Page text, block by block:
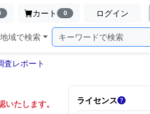
カート 0 ログイン
地域で検索
査レポート
たします。
ライセンス